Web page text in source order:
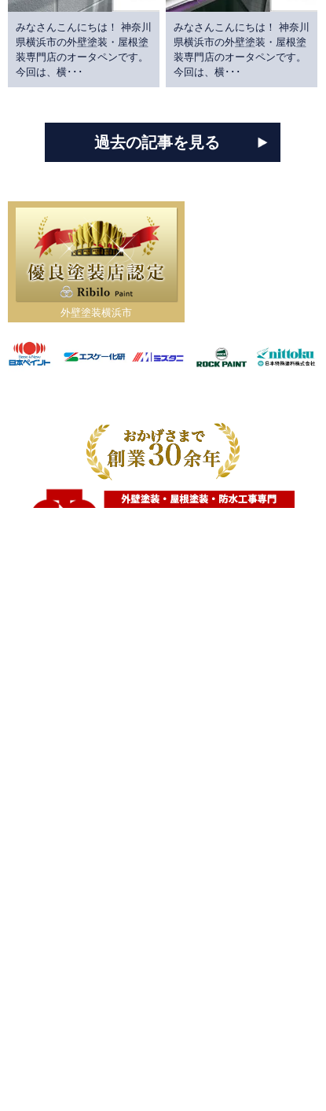
みなさんこんにちは！ 神奈川
県横浜市の外壁塗装・屋根塗
装専門店のオータペンです。
今回は、横･･･
みなさんこんにちは！ 神奈川
県横浜市の外壁塗装・屋根塗
装専門店のオータペンです。
今回は、横･･･
過去の記事を見る
外壁塗装横浜市